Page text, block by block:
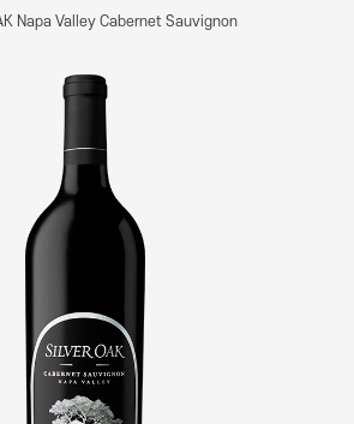
Napa Valley Cabernet Sauvignon